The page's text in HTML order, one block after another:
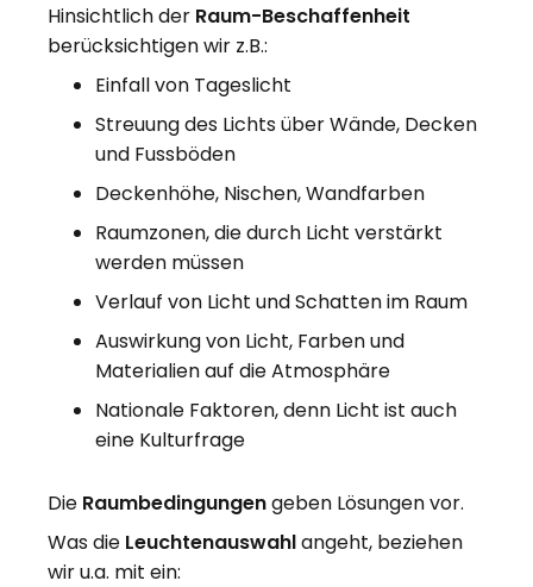
Hinsichtlich der Raum-Beschaffenheit
berücksichtigen wir z.B.:
Einfall von Tageslicht
Streuung des Lichts über Wände, Decken
und Fussböden
Deckenhöhe, Nischen, Wandfarben
Raumzonen, die durch Licht verstärkt
werden müssen
Verlauf von Licht und Schatten im Raum
Auswirkung von Licht, Farben und
Materialien auf die Atmosphäre
Nationale Faktoren, denn Licht ist auch
eine Kulturfrage
Die Raumbedingungengeben Lösungen vor.
Was die Leuchtenauswahlangeht, beziehen
wir u.a. mit ein: